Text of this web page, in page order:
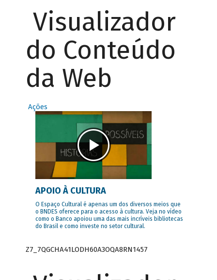
Visualizador
do Conteúdo
da Web
Ações
APOIO À CULTURA
O Espaço Cultural é apenas um dos diversos meios que
o BNDES oferece para o acesso à cultura. Veja no vídeo
como o Banco apoiou uma das mais incríveis bibliotecas
do Brasil e como investe no setor cultural.
Z7_7QGCHA41LODH60A3OQA8RN1457